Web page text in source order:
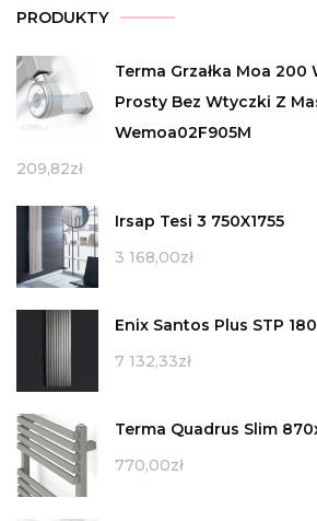
PRODUKTY
Terma Grzałka Moa 200
Prosty Bez Wtyczki Z
Wemoa02F905M
209,82zł
Irsap Tesi 3 750X1755
3 168,00zł
Enix Santos Plus STP
7 132,33zł
Terma Quadrus Slim
770,00zł